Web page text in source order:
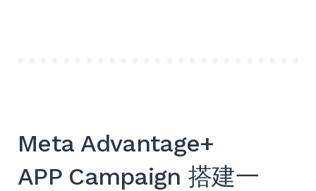
Meta Advantage+
APP Campaign 搭建一